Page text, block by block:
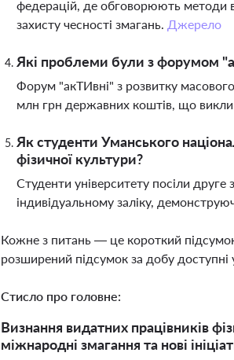
федерацій, де обговорюють методи
захисту чесності змагань. Джерело
Які проблеми були з форумом
Форум "акТИвні" з розвитку
млн грн державних коштів, що
Як студенти Уманського
фізичної культури?
Студенти університету посіли
індивідуальному заліку,
Кожне з питань — це короткий
розширений підсумок за добу доступні
Стисло про головне:
Визнання видатних працівників
міжнародні змагання та нові